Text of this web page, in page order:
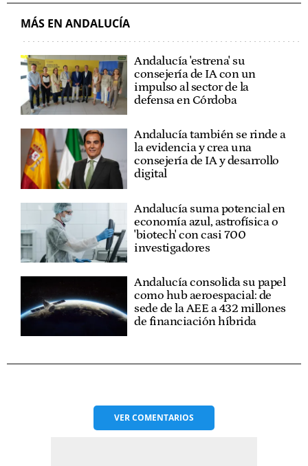
MÁS EN ANDALUCÍA
Andalucía 'estrena' su
consejería de IA con un
impulso al sector de la
defensa en Córdoba
Andalucía también se rinde a
la evidencia y crea una
consejería de IA y desarrollo
digital
Andalucía suma potencial en
economía azul, astrofísica o
'biotech' con casi 700
investigadores
Andalucía consolida su papel
como hub aeroespacial: de
sede de la AEE a 432 millones
de financiación híbrida
VERCOMENTARIOS